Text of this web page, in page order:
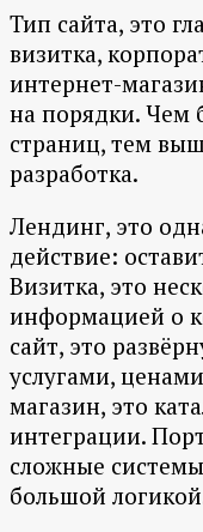
Тип сайта, это
визитка,
интернет-
на порядки. Чем
страниц, тем
разработка.
Лендинг, это
действие:
Визитка, это
информацией о
сайт, это
услугами,
магазин, это
интеграции.
сложные
большой